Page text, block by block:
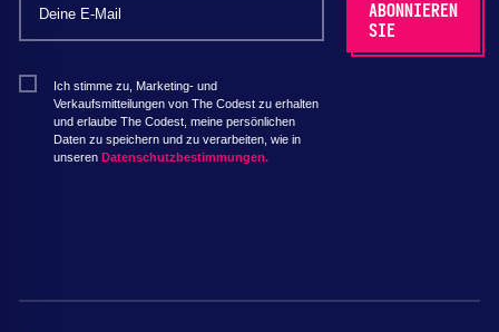
Ich stimme zu, Marketing- und
Verkaufsmitteilungen von The Codest zu erhalten
und erlaube The Codest, meine persönlichen
Daten zu speichern und zu verarbeiten, wie in
unseren Datenschutzbestimmungen.